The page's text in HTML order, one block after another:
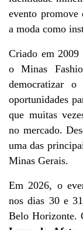
evento promove
a moda como
Criado em 2009
o Minas
democratizar
oportunidades
que muitas
no mercado.
uma das
Minas Gerais.
Em 2026, o
nos dias 30 e
Belo Horizonte.